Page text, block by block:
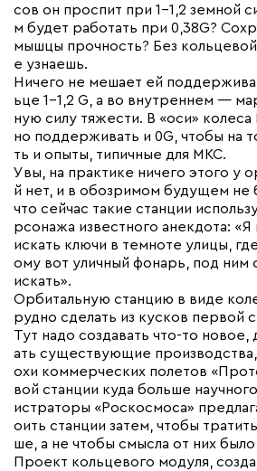
сов он проспит при 1-1,2 земной
м будет работать при 0,38G?
мышцы прочность? Без кольцевой
е узнаешь.
Ничего не мешает ей
ьце 1-1,2 G, а во внутреннем —
ную силу тяжести. В «оси»
но поддерживать и 0G, чтобы на
ть и опыты, типичные для МКС.
Увы, на практике ничего этого у
й нет, и в обозримом будущем не
что сейчас такие станции
рсонажа известного анекдота:
искать ключи в темноте улицы,
ому вот уличный фонарь, под ним
искать».
Орбитальную станцию в виде
рудно сделать из кусков первой
Тут надо создавать что-то новое,
ать существующие
охи коммерческих полетов
вой станции куда больше
истраторы «Роскосмоса»
оить станции затем, чтобы
ше, а не чтобы смысла от них
Проект кольцевого модуля,